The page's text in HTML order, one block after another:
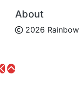
About
2026